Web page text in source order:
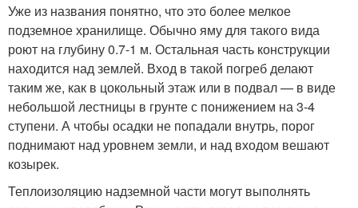
Уже из названия понятно, что это более мелкое
подземное хранилище. Обычно яму для такого вида
роют на глубину 0.7-1 м. Остальная часть конструкции
находится над землей. Вход в такой погреб делают
таким же, как в цокольный этаж или в подвал — в виде
небольшой лестницы в грунте с понижением на 3-4
ступени. А чтобы осадки не попадали внутрь, порог
поднимают над уровнем земли, и над входом вешают
козырек.
Теплоизоляцию надземной части могут выполнять